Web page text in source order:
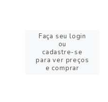
Faça seu login
ou
cadastre-se
para ver preços
e comprar